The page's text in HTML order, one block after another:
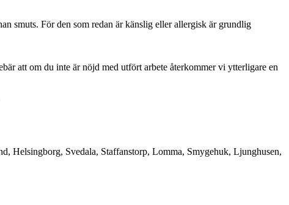
smuts. För den som redan är känslig eller allergisk är grundlig
att om du inte är nöjd med utfört arbete återkommer vi ytterligare en
Helsingborg, Svedala, Staffanstorp, Lomma, Smygehuk, Ljunghusen,